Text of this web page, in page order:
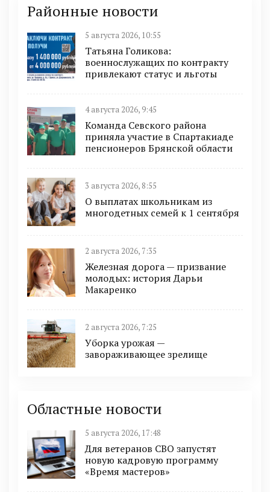
Районные новости
5 августа 2026, 10:55
Татьяна Голикова:
военнослужащих по контракту
привлекают статус и льготы
4 августа 2026, 9:45
Команда Севского района
приняла участие в Спартакиаде
пенсионеров Брянской области
3 августа 2026, 8:55
О выплатах школьникам из
многодетных семей к 1 сентября
2 августа 2026, 7:35
Железная дорога — призвание
молодых: история Дарьи
Макаренко
2 августа 2026, 7:25
Уборка урожая —
завораживающее зрелище
Областные новости
5 августа 2026, 17:48
Для ветеранов СВО запустят
новую кадровую программу
«Время мастеров»